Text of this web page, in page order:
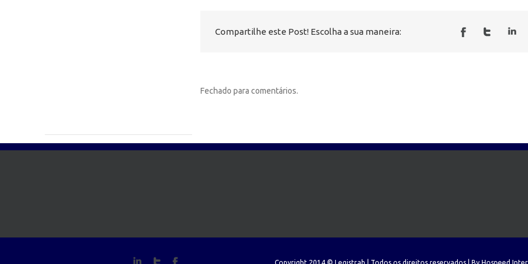
Compartilhe este Post! Escolha a sua maneira:
Fechado para comentários.